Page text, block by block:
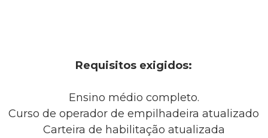
Requisitos exigidos:
Ensino médio completo.
Curso de operador de empilhadeira atualizado
Carteira de habilitação atualizada